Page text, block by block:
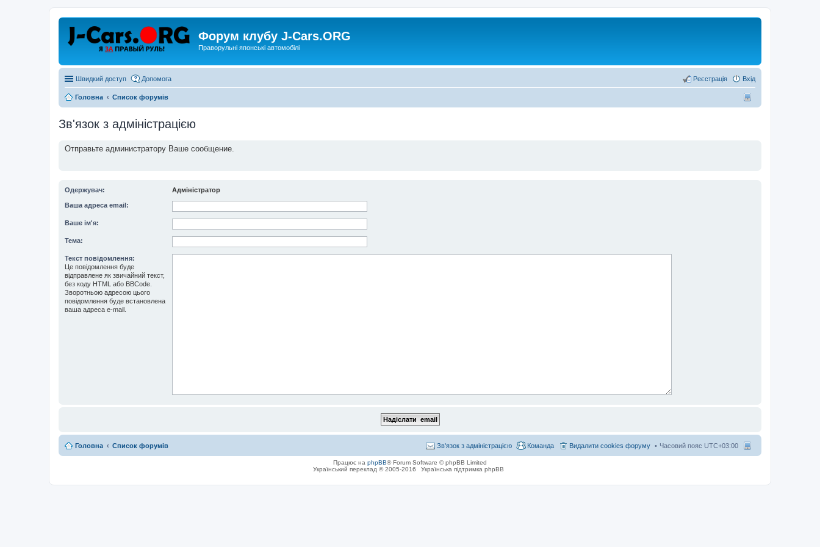
Форум клубу J-Cars.ORG
Праворульні японські автомобілі
Швидкий доступ Допомога Вхід
Реєстрація
Головна Список форумів
Зв'язок з адміністрацією
Отправьте администратору Ваше сообщение.
Одержувач: Адміністратор
Ваша адреса email:
Ваше ім'я:
Тема:
Текст повідомлення:
Це повідомлення буде
відправлене як звичайний текст,
без коду HTML або BBCode.
Зворотньою адресою цього
повідомлення буде встановлена
ваша адреса e-mail.
Головна Список форумів Часовий пояс UTC+03:00
Видалити cookies форуму
Команда
Зв'язок з адміністрацією
Працює на phpBB® Forum Software © phpBB Limited
Український переклад © 2005-2016
Українська підтримка phpBB